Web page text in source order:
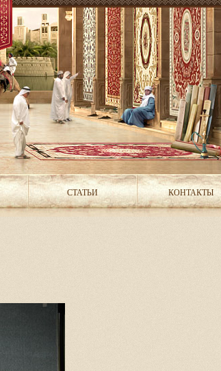
СТАТЬИ КОНТАКТЫ